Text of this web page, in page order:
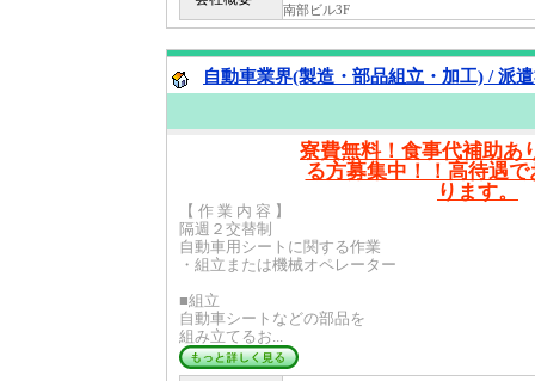
南部ビル3F
自動車業界(製造・部品組立・加工) / 派
寮費無料！食事代補助あ
る方募集中！！高待遇
ります。
【 作 業 内 容 】
隔週２交替制
自動車用シートに関する作業
・組立または機械オペレーター
■組立
自動車シートなどの部品を
組み立てるお...